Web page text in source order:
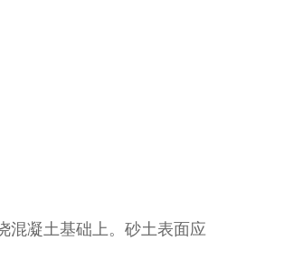
混凝土基础上。砂土表面应